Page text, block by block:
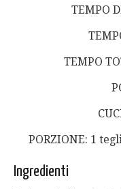
TEMPO
TEMPO
PORZIONE: 1
Ingredienti